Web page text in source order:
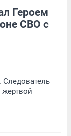
Героем
СВО с
Следователь
жертвой